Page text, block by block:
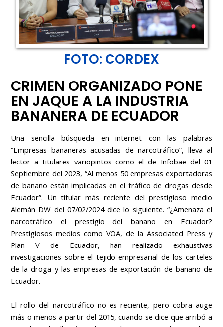
FOTO: CORDEX
CRIMEN ORGANIZADO PONE
EN JAQUE A LA INDUSTRIA
BANANERA DE ECUADOR
Una sencilla búsqueda en internet con las palabras
“Empresas bananeras acusadas de narcotráfico”, lleva al
lector a titulares variopintos como el de Infobae del 01
Septiembre del 2023, “Al menos 50 empresas exportadoras
de banano están implicadas en el tráfico de drogas desde
Ecuador”. Un titular más reciente del prestigioso medio
Alemán DW del 07/02/2024 dice lo siguiente. “¿Amenaza el
narcotráfico el prestigio del banano en Ecuador?
Prestigiosos medios como VOA, de la Associated Press y
Plan V de Ecuador, han realizado exhaustivas
investigaciones sobre el tejido empresarial de los carteles
de la droga y las empresas de exportación de banano de
Ecuador.
El rollo del narcotráfico no es reciente, pero cobra auge
más o menos a partir del 2015, cuando se dice que arribó a